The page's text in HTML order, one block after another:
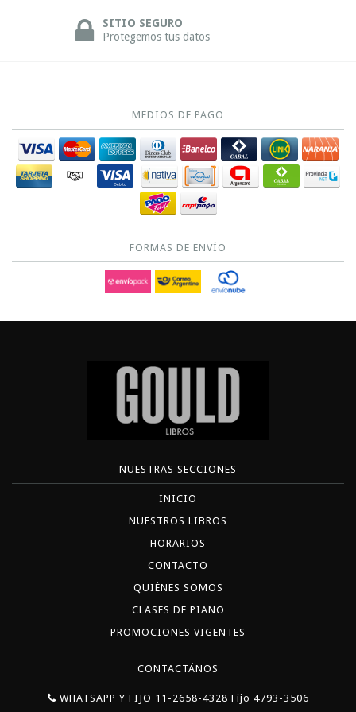
SITIO SEGURO
Protegemos tus datos
MEDIOS DE PAGO
FORMAS DE ENVÍO
NUESTRAS SECCIONES
INICIO
NUESTROS LIBROS
HORARIOS
CONTACTO
QUIÉNES SOMOS
CLASES DE PIANO
PROMOCIONES VIGENTES
CONTACTÁNOS
WHATSAPP Y FIJO 11-2658-4328 Fijo 4793-3506